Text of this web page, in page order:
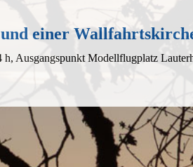
einer
Ausgangspunkt Modellflugplatz